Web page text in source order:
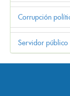
Corrupción
Servidor público